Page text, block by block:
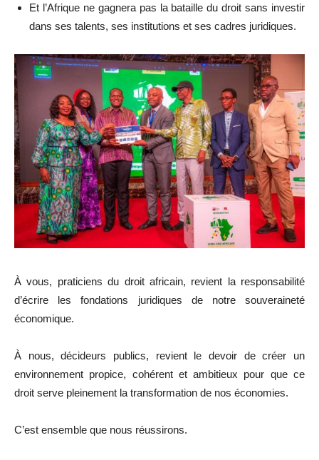
Et l’Afrique ne gagnera pas la bataille du droit sans investir
dans ses talents, ses institutions et ses cadres juridiques.
À vous, praticiens du droit africain, revient la responsabilité
d’écrire les fondations juridiques de notre souveraineté
économique.
À nous, décideurs publics, revient le devoir de créer un
environnement propice, cohérent et ambitieux pour que ce
droit serve pleinement la transformation de nos économies.
C’est ensemble que nous réussirons.